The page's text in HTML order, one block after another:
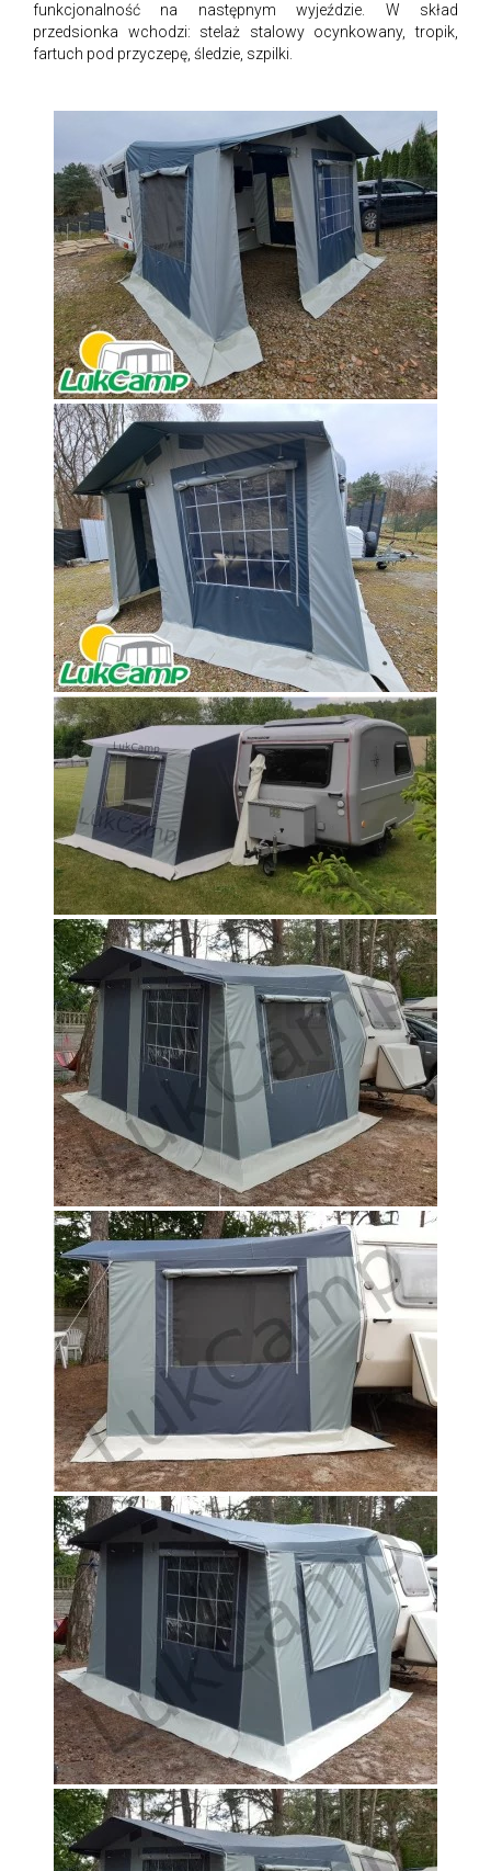
funkcjonalność na następnym wyjeździe. W skład
przedsionka wchodzi: stelaż stalowy ocynkowany, tropik,
fartuch pod przyczepę, śledzie, szpilki.